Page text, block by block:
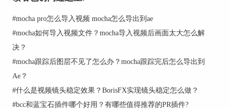
点击顶部菜单栏中的"Effects"选项，选择"Boris
FX"下的"Boris Continuum"插件。此时，Boris
Continuum插件面板会在右侧显示出来。
步骤四：浏览特效库
在Boris Continuum插件面板中，您可以看到丰富多
样的特效库，包括光效、色彩校正、转场效果等。
通过点击不同的特效分类，您可以查看不同类型的
特效效果。
#mocha pro怎么导入视频 mocha怎么导出到ae
#mocha如何导入视频文件？mocha导入视频后画面太大怎么解
决？
#mocha跟踪后图层不见了怎么办？mocha跟踪完后怎么导出到
Ae？
#什么是视频镜头稳定效果？BorisFX实现镜头稳定怎么做？
#bcc和蓝宝石插件哪个好用？有哪些值得推荐的PR插件?